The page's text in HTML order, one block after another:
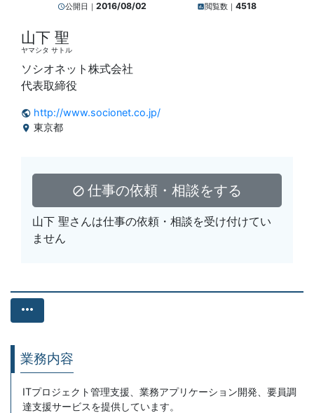
query_builder公開日｜2016/08/02 insert_chart閲覧数｜ 4518
山下 聖
ヤマシタ サトル
ソシオネット株式会社
代表取締役
public http://www.socionet.co.jp/
location_on 東京都
block 仕事の依頼・相談をする
山下 聖さんは仕事の依頼・相談を受け付けてい
ません
more_horiz
業務内容
ITプロジェクト管理支援、業務アプリケーション開発、要員調
達支援サービスを提供しています。